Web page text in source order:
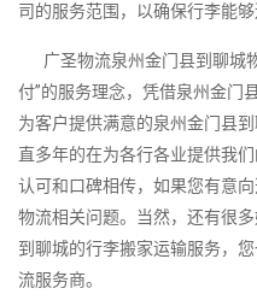
司的服务范围，以确保行李能够
广圣物流泉州金门县到聊城
付”的服务理念，凭借泉州金门
为客户提供满意的泉州金门县
直多年的在为各行各业提供我
认可和口碑相传，如果您有意
物流相关问题。当然，还有很
到聊城的行李搬家运输服务，
流服务商。